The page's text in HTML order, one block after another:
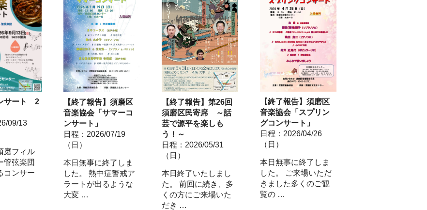
サート 2
09/13
磨フィル
管弦楽団
コンサー
【終了報告】須磨区
音楽協会「サマーコ
ンサート」
日程：2026/07/19
（日）
本日無事に終了しま
した。 熱中症警戒ア
ラートが出るような
大変 …
【終了報告】第26回
須磨区民寄席 ～話
芸で源平を楽しも
う！～
日程：2026/05/31
（日）
本日終了いたしまし
た。 前回に続き、多
くの方にご来場いた
だき …
【終了報告】須磨区
音楽協会「スプリン
グコンサート」
日程：2026/04/26
（日）
本日無事に終了しま
した。 ご来場いただ
きました多くのご観
覧の …